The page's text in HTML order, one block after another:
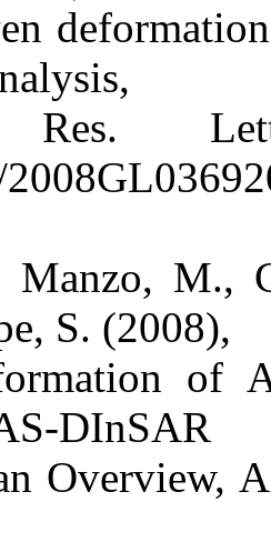
Res.
Manzo, M.,
S. (2008),
of
DInSAR
Overview,